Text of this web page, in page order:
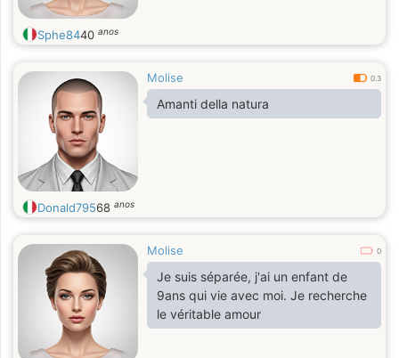
Sphe8440 anos
Molise 0.3
Amanti della natura
Donald79568 anos
Molise 0
Je suis séparée, j'ai un enfant de
9ans qui vie avec moi. Je recherche
le véritable amour